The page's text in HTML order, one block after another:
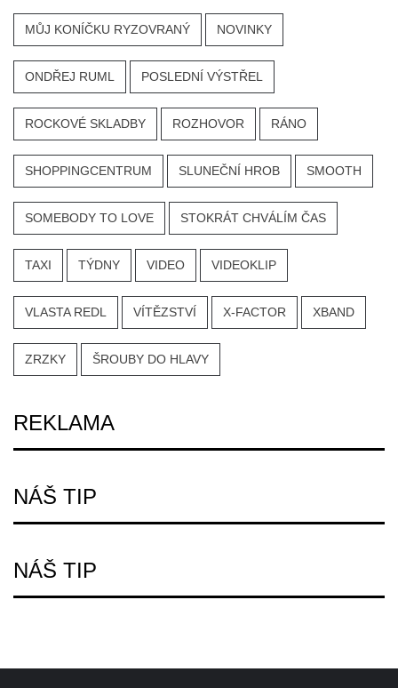
MŮJ KONÍČKU RYZOVRANÝ NOVINKY
ONDŘEJ RUML POSLEDNÍ VÝSTŘEL
ROCKOVÉ SKLADBY ROZHOVOR RÁNO
SHOPPINGCENTRUM SLUNEČNÍ HROB SMOOTH
SOMEBODY TO LOVE STOKRÁT CHVÁLÍM ČAS
TAXI TÝDNY VIDEO VIDEOKLIP
VLASTA REDL VÍTĚZSTVÍ X-FACTOR XBAND
ZRZKY ŠROUBY DO HLAVY
REKLAMA
NÁŠ TIP
NÁŠ TIP